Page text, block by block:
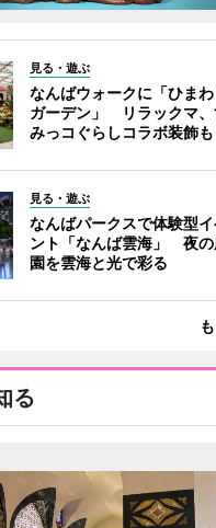
見る・遊ぶ
なんばウォークに「ひまわ
ガーデン」 リラックマ、
みっコぐらしコラボ装飾も
見る・遊ぶ
なんばパークスで体験型
ント「なんば雲海」 夜の
園を雲海と光で彩る
る